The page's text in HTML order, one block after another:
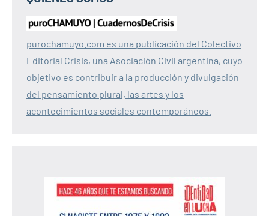
purochamuyo.com es una publicación del Colectivo
Editorial Crisis, una Asociación Civil argentina, cuyo
objetivo es contribuir a la producción y divulgación
del pensamiento plural, las artes y los
acontecimientos sociales contemporáneos.